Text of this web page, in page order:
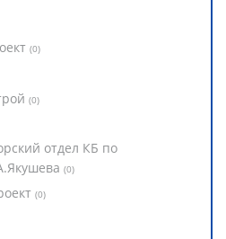
(0)
(0)
отдел КБ по
(0)
(0)